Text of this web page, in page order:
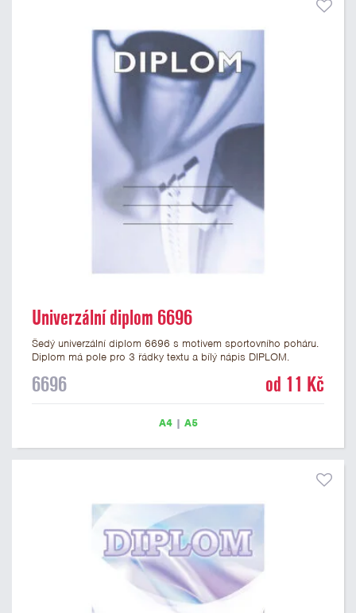
Univerzální diplom 6696
Šedý univerzální diplom 6696 s motivem sportovního poháru.
Diplom má pole pro 3 řádky textu a bílý nápis DIPLOM.
univerzální diplom je vhodný pro většinu soutěží, ke kterým by
6696 od 11 Kč
A4| A5